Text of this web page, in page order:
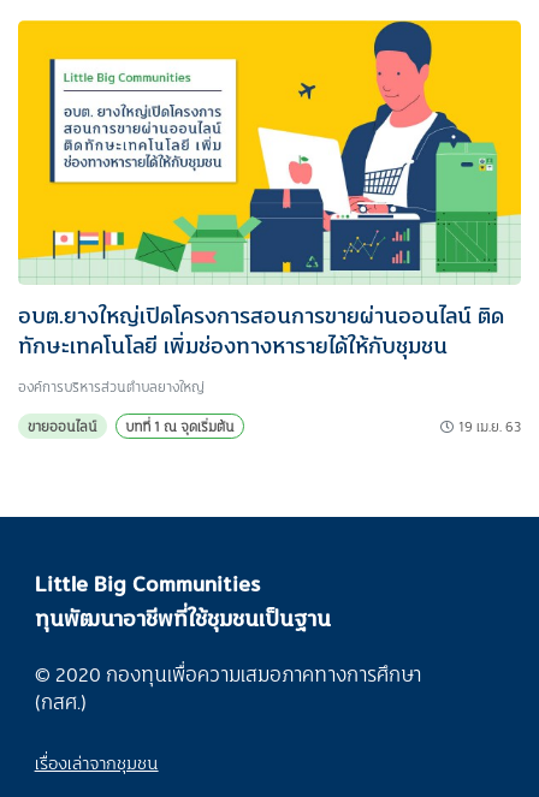
อบต.ยางใหญ่เปิดโครงการสอนการขายผ่านออนไลน์ ติด
ทักษะเทคโนโลยี เพิ่มช่องทางหารายได้ให้กับชุมชน
องค์การบริหารส่วนตำบลยางใหญ่
ขายออนไลน์
บทที่ 1 ณ จุดเริ่มต้น 19 เม.ย. 63
Little Big Communities
ทุนพัฒนาอาชีพที่ใช้ชุมชนเป็นฐาน
© 2020 กองทุนเพื่อความเสมอภาคทางการศึกษา
(กสศ.)
เรื่องเล่าจากชุมชน